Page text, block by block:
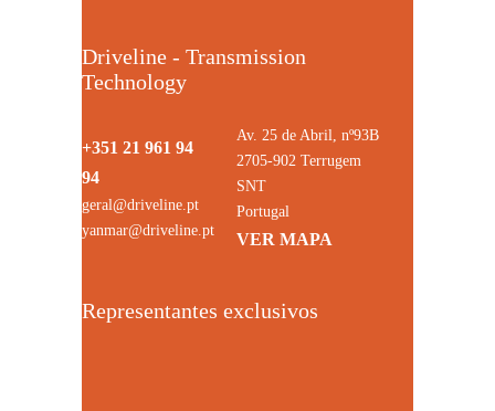
Driveline - Transmission
Technology
+351 21 961 94
94
geral@driveline.pt
yanmar@driveline.pt
Av. 25 de Abril, nº93B
2705-902 Terrugem
SNT
Portugal
VER MAPA
Representantes exclusivos